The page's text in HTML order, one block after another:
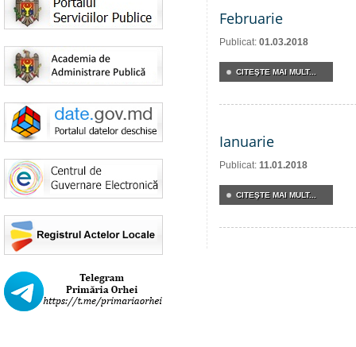
Februarie
Publicat: 01.03.2018
CITEŞTE MAI MULT...
Ianuarie
Publicat: 11.01.2018
CITEŞTE MAI MULT...